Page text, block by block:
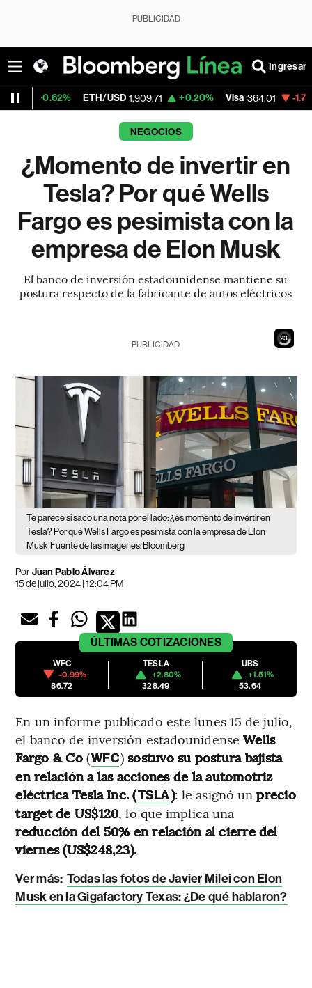
PUBLICIDAD
Ingresar
ETH/USD 1,909.71 +0.20% Visa 364.01 -1.74%
NEGOCIOS
¿Momento de invertir en
Tesla? Por qué Wells
Fargo es pesimista con la
empresa de Elon Musk
El banco de inversión estadounidense mantiene su
postura respecto de la fabricante de autos eléctricos
21
PUBLICIDAD
Te parece si saco una nota por el lado: ¿es momento de invertir en
Tesla? Por qué Wells Fargo es pesimista con la empresa de Elon
Musk Fuente de las imágenes: Bloomberg
PorJuan Pablo Álvarez
15 de julio, 2024 | 12:04 PM
ÚLTIMAS COTIZACIONES
WFC
-0.99%
86.72
TESLA
+2.80%
328.49
UBS
+1.51%
53.64
En un informe publicado este lunes 15 de julio,
el banco de inversión estadounidenseWells
Fargo & Co(WFC)sostuvo su postura bajista
en relación a las acciones de la automotriz
eléctrica Tesla Inc. (TSLA): le asignó unprecio
target de US$120, lo que implica una
reducción del 50% en relación al cierre del
viernes (US$248,23).
Ver más: Todas las fotos de Javier Milei con Elon
Musk en la Gigafactory Texas: ¿De qué hablaron?